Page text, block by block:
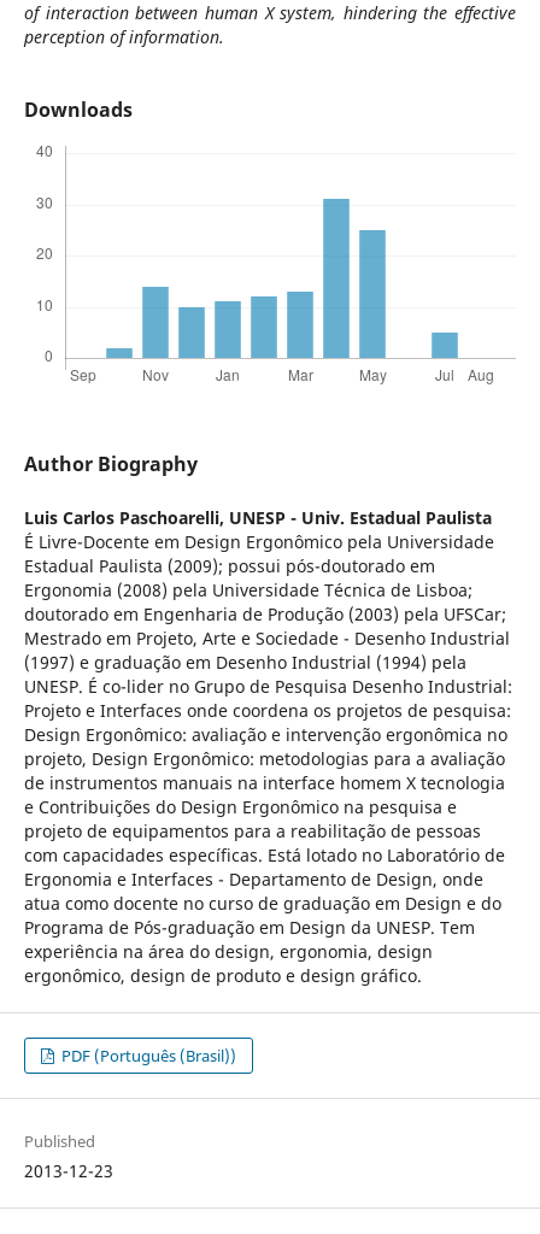
of interaction between human X system, hindering the effective
perception of information.
Downloads
Author Biography
Luis Carlos Paschoarelli, UNESP - Univ. Estadual Paulista
É Livre-Docente em Design Ergonômico pela Universidade
Estadual Paulista (2009); possui pós-doutorado em
Ergonomia (2008) pela Universidade Técnica de Lisboa;
doutorado em Engenharia de Produção (2003) pela UFSCar;
Mestrado em Projeto, Arte e Sociedade - Desenho Industrial
(1997) e graduação em Desenho Industrial (1994) pela
UNESP. É co-lider no Grupo de Pesquisa Desenho Industrial:
Projeto e Interfaces onde coordena os projetos de pesquisa:
Design Ergonômico: avaliação e intervenção ergonômica no
projeto, Design Ergonômico: metodologias para a avaliação
de instrumentos manuais na interface homem X tecnologia
e Contribuições do Design Ergonômico na pesquisa e
projeto de equipamentos para a reabilitação de pessoas
com capacidades específicas. Está lotado no Laboratório de
Ergonomia e Interfaces - Departamento de Design, onde
atua como docente no curso de graduação em Design e do
Programa de Pós-graduação em Design da UNESP. Tem
experiência na área do design, ergonomia, design
ergonômico, design de produto e design gráfico.
PDF (Português (Brasil))
Published
2013-12-23